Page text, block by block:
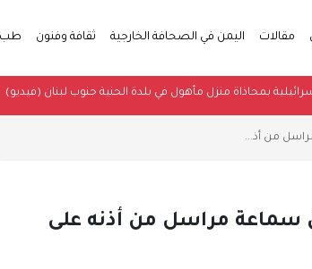
مقالات اليمن في الصحافة الخارجية ثقافة وفنون طب
قذيفة إسرائيلية بمحاذاة منزل مأهول في بلدة الحنية جنوب
من أذ...
سماعة مراسل من أذنه على